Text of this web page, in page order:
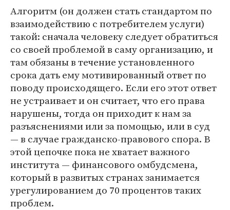
Алгоритм (он должен стать стандартом по
взаимодействию с потребителем услуги)
такой: сначала человеку следует обратиться
со своей проблемой в саму организацию, и
там обязаны в течение установленного
срока дать ему мотивированный ответ по
поводу происходящего. Если его этот ответ
не устраивает и он считает, что его права
нарушены, тогда он приходит к нам за
разъяснениями или за помощью, или в суд
— в случае гражданско-правового спора. В
этой цепочке пока не хватает важного
института — финансового омбудсмена,
который в развитых странах занимается
урегулированием до 70 процентов таких
проблем.